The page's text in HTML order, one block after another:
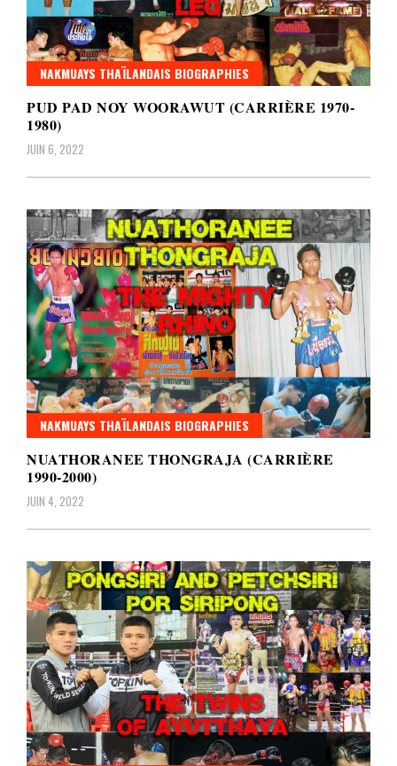
NAKMUAYS THAÏLANDAIS BIOGRAPHIES
PUD PAD NOY WOORAWUT (CARRIÈRE 1970-
1980)
JUIN 6, 2022
NAKMUAYS THAÏLANDAIS BIOGRAPHIES
NUATHORANEE THONGRAJA (CARRIÈRE
1990-2000)
JUIN 4, 2022